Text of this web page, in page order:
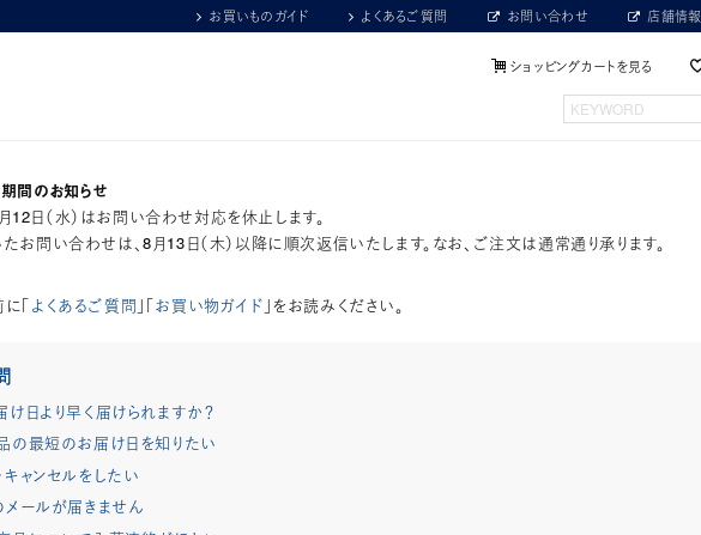
お買いものガイド よくあるご質問 お問い合わせ 店舗情報
ショッピングカートを見る
間のお知らせ
12日（水）はお問い合わせ対応を休止します。
お問い合わせは、8月13日（木）以降に順次返信いたします。なお、ご注文は通常通り承ります。
「よくあるご質問 」「お買い物ガイド 」をお読みください。
日より早く届けられますか？
の最短のお届け日を知りたい
ャンセルをしたい
メールが届きません